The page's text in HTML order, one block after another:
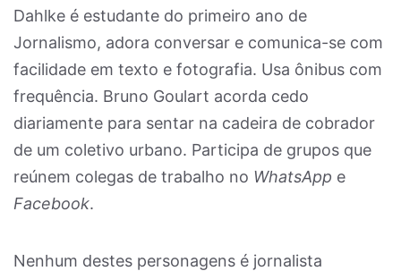
Dahlke é estudante do primeiro ano de
Jornalismo, adora conversar e comunica-se com
facilidade em texto e fotografia. Usa ônibus com
frequência. Bruno Goulart acorda cedo
diariamente para sentar na cadeira de cobrador
de um coletivo urbano. Participa de grupos que
reúnem colegas de trabalho no WhatsApp e
Facebook.
Nenhum destes personagens é jornalista